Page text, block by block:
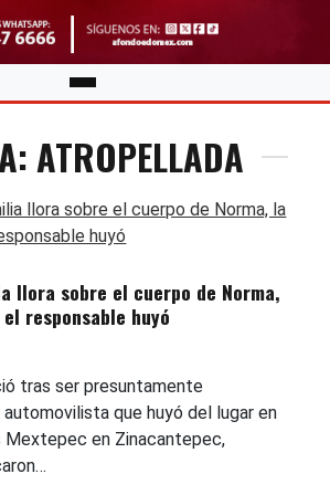
ATROPELLADA
llora sobre el cuerpo de Norma,
responsable huyó
tras ser presuntamente
que huyó del lugar en
Mextepec en Zinacantepec,